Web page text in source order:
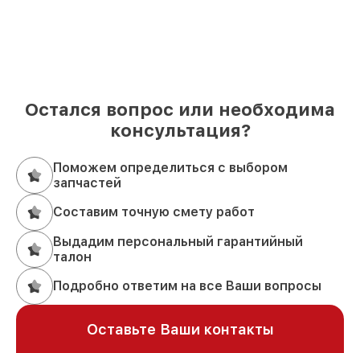
Остался вопрос или необходима
консультация?
Поможем определиться с выбором
запчастей
Составим точную смету работ
Выдадим персональный гарантийный
талон
Подробно ответим на все Ваши вопросы
Оставьте Ваши контакты